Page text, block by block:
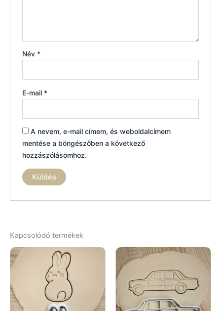
Név *
E-mail *
A nevem, e-mail címem, és weboldalcímem
mentése a böngészőben a következő
hozzászólásomhoz.
Kapcsolódó termékek